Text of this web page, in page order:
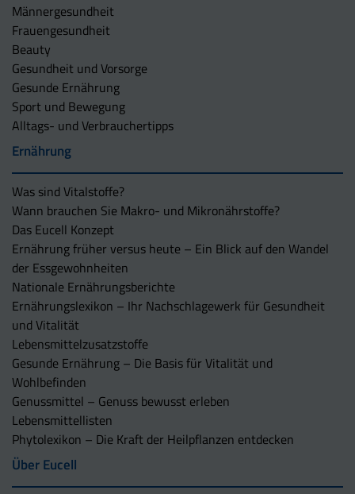
Männergesundheit
Frauengesundheit
Beauty
Gesundheit und Vorsorge
Gesunde Ernährung
Sport und Bewegung
Alltags- und Verbrauchertipps
Ernährung
Was sind Vitalstoffe?
Wann brauchen Sie Makro- und Mikronährstoffe?
Das Eucell Konzept
Ernährung früher versus heute – Ein Blick auf den Wandel
der Essgewohnheiten
Nationale Ernährungsberichte
Ernährungslexikon – Ihr Nachschlagewerk für Gesundheit
und Vitalität
Lebensmittelzusatzstoffe
Gesunde Ernährung – Die Basis für Vitalität und
Wohlbefinden
Genussmittel – Genuss bewusst erleben
Lebensmittellisten
Phytolexikon – Die Kraft der Heilpflanzen entdecken
Über Eucell